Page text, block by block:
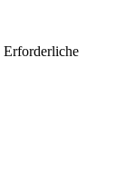
Erforderliche